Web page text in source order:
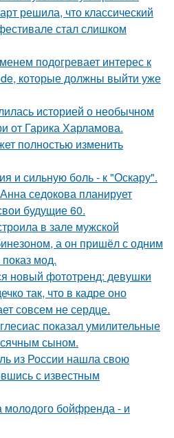
решила, что классический
стал слишком
подогревает интерес к
которые должны выйти уже
историей о необычном
от Гарика Харламова.
полностью изменить
и сильную боль - к "Оскару".
седокова планирует
будущие 60.
в зале мужской
а он пришёл с одним
мод.
новый фототренд: девушки
так, что в кадре оно
совсем не сердце.
показал умилительные
сыном.
из России нашла свою
с известным
бойфренда - и